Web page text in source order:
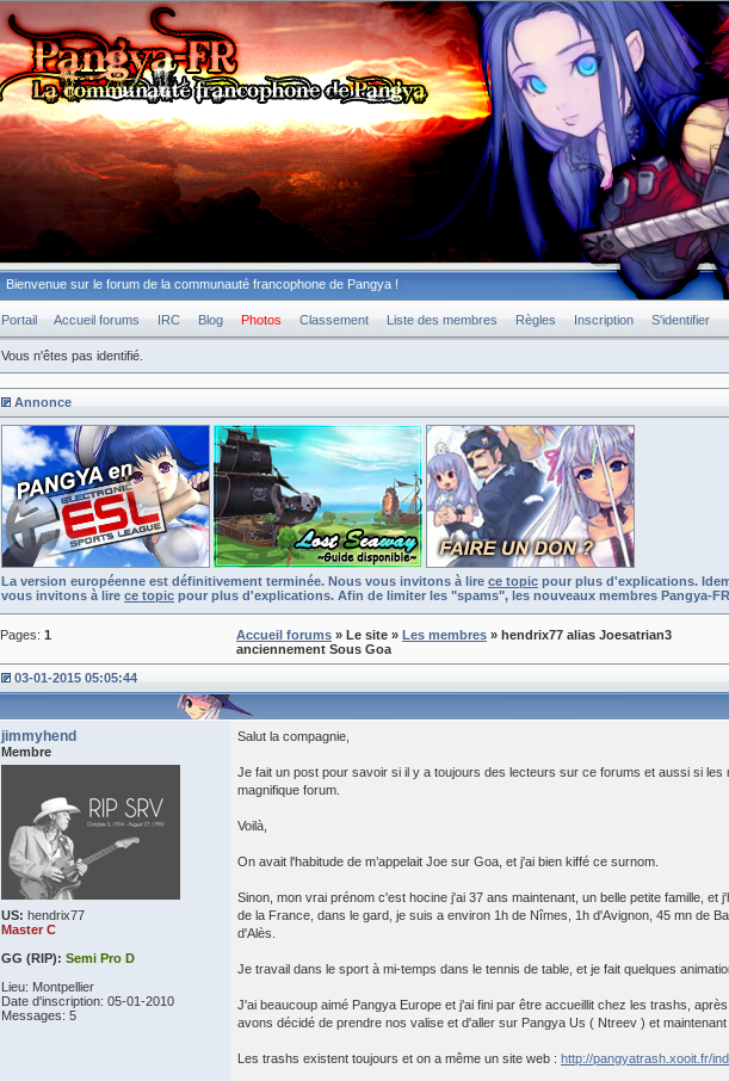
Bienvenue sur le forum de la communauté francophone de Pangya !
Portail Accueil forums IRC Blog Photos Classement Liste des membres Règles Inscription S'identifier
Vous n'êtes pas identifié.
Annonce
La version européenne est définitivement terminée. Nous vous invitons à lire ce topic pour plus d'explications.
vous invitons à lire ce topic pour plus d'explications. Afin de limiter les "spams", les nouveaux membres Pangya-
Pages: 1 Accueil forums » Le site » Les membres » hendrix77 alias Joesatrian3
anciennement Sous Goa
03-01-2015 05:05:44
jimmyhend
Membre
US: hendrix77
Master C
GG (RIP): Semi Pro D
Lieu: Montpellier
Date d'inscription: 05-01-2010
Messages: 5
Salut la compagnie,
Je fait un post pour savoir si il y a toujours des lecteurs sur ce forums et aussi si
magnifique forum.
Voilà,
On avait l'habitude de m’appelait Joe sur Goa, et j'ai bien kiffé ce surnom.
Sinon, mon vrai prénom c'est hocine j'ai 37 ans maintenant, un belle petite famille, et
de la France, dans le gard, je suis a environ 1h de Nîmes, 1h d'Avignon, 45 mn de
d'Alès.
Je travail dans le sport à mi-temps dans le tennis de table, et je fait quelques
J'ai beaucoup aimé Pangya Europe et j'ai fini par être accueillit chez les trashs,
avons décidé de prendre nos valise et d'aller sur Pangya Us ( Ntreev ) et maintenant
Les trashs existent toujours et on a même un site web : http://pangyatrash.xooit.fr/